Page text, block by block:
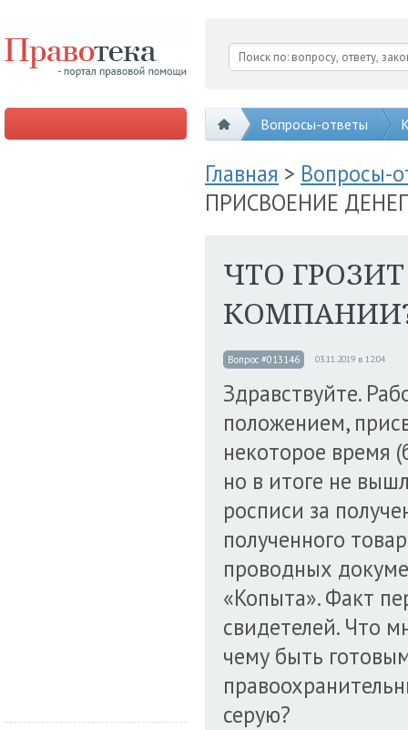
Вопросы-ответы
Главная > Вопросы-
ПРИСВОЕНИЕ
ЧТО
Вопрос #013146 03.11.2019 в 12:04
Здравствуйте.
положением,
некоторое время
но в итоге не
росписи за
полученного
проводных
«Копыта». Факт
свидетелей. Что
чему быть
серую?